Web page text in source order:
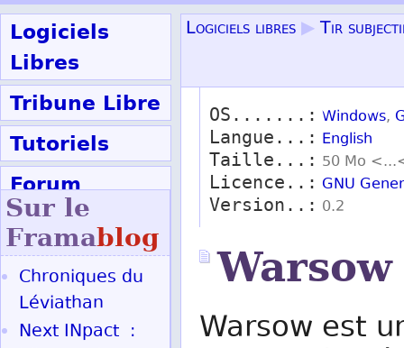
Logiciels
Libres
Tribune Libre
Tutoriels
Forum
Participer
Logiciels libres ▶ Tir
OS.......: Windows,
Langue...: English
Taille...: 50 Mo
Licence..: GNU
Version..: 0.2
Warsow
Warsow est
Sur le
Framablog
Chroniques du
Léviathan
Next INpact :